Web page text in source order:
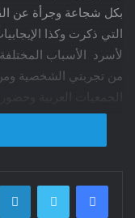
بكل شجاعة وجرأة عن
التي ذكرت وكذا
لأسرد الأسباب
من تجربتي الشخصية
الجمعيات العربية
أتكلم بجرأة وفي نفس
تجربتي الشخصية ،وعن
والأسباب بطبيعة
فيسبوك تويتر